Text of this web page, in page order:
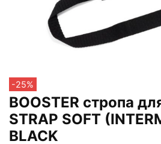
-25%
BOOSTER стропа
STRAP SOFT
BLACK